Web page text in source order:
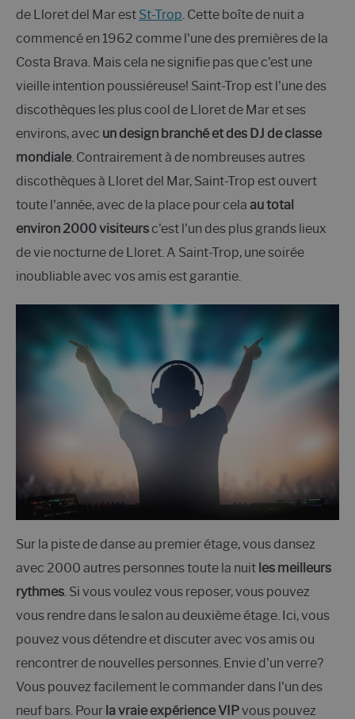
de Lloret del Mar est St-Trop. Cette boîte de nuit a
commencé en 1962 comme l'une des premières de la
Costa Brava. Mais cela ne signifie pas que c'est une
vieille intention poussiéreuse! Saint-Trop est l'une des
discothèques les plus cool de Lloret de Mar et ses
environs, avec un design branché et des DJ de classe
mondiale. Contrairement à de nombreuses autres
discothèques à Lloret del Mar, Saint-Trop est ouvert
toute l'année, avec de la place pour cela au total
environ 2000 visiteursc'est l'un des plus grands lieux
de vie nocturne de Lloret. A Saint-Trop, une soirée
inoubliable avec vos amis est garantie.
Sur la piste de danse au premier étage, vous dansez
avec 2000 autres personnes toute la nuit les meilleurs
rythmes . Si vous voulez vous reposer, vous pouvez
vous rendre dans le salon au deuxième étage. Ici, vous
pouvez vous détendre et discuter avec vos amis ou
rencontrer de nouvelles personnes. Envie d'un verre?
Vous pouvez facilement le commander dans l'un des
neuf bars. Pour la vraie expérience VIPvous pouvez